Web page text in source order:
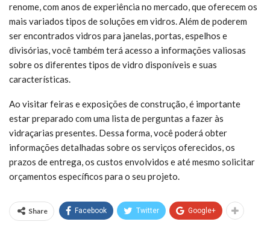
renome, com anos de experiência no mercado, que oferecem os
mais variados tipos de soluções em vidros. Além de poderem
ser encontrados vidros para janelas, portas, espelhos e
divisórias, você também terá acesso a informações valiosas
sobre os diferentes tipos de vidro disponíveis e suas
características.
Ao visitar feiras e exposições de construção, é importante
estar preparado com uma lista de perguntas a fazer às
vidraçarias presentes. Dessa forma, você poderá obter
informações detalhadas sobre os serviços oferecidos, os
prazos de entrega, os custos envolvidos e até mesmo solicitar
orçamentos específicos para o seu projeto.
Share Facebook Twitter Google+